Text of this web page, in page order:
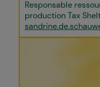
Responsable
production Tax